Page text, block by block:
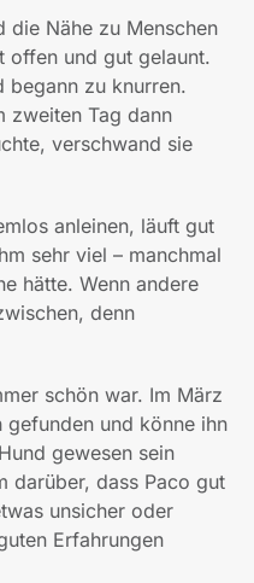
die Nähe zu Menschen
offen und gut gelaunt.
begann zu knurren.
zweiten Tag dann
verschwand sie
anleinen, läuft gut
sehr viel – manchmal
hätte. Wenn andere
denn
schön war. Im März
gefunden und könne ihn
gewesen sein
darüber, dass Paco gut
unsicher oder
Erfahrungen